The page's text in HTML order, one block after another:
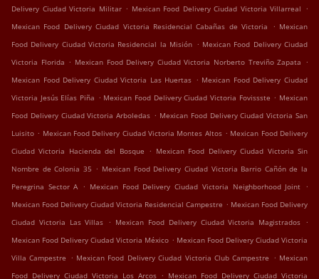
Delivery Ciudad Victoria Militar . Mexican Food Delivery Ciudad Victoria Villarreal .
Mexican Food Delivery Ciudad Victoria Residencial Cabañas de Victoria
. Mexican
Food Delivery Ciudad Victoria Residencial la Misión . Mexican Food Delivery Ciudad
Victoria Florida . Mexican Food Delivery Ciudad Victoria Norberto Treviño Zapata .
Mexican Food Delivery Ciudad Victoria Las Huertas . Mexican Food Delivery Ciudad
Victoria Jesús Elías Piña . Mexican Food Delivery Ciudad Victoria Fovissste . Mexican
Food Delivery Ciudad Victoria Arboledas . Mexican Food Delivery Ciudad Victoria San
Luisito . Mexican Food Delivery Ciudad Victoria Montes Altos . Mexican Food Delivery
Ciudad Victoria Hacienda del Bosque . Mexican Food Delivery Ciudad Victoria Sin
Nombre de Colonia 35 . Mexican Food Delivery Ciudad Victoria Barrio Cañón de la
Peregrina Sector A . Mexican Food Delivery Ciudad Victoria Neighborhood Joint .
Mexican Food Delivery Ciudad Victoria Residencial Campestre . Mexican Food Delivery
Ciudad Victoria Las Villas . Mexican Food Delivery Ciudad Victoria Magistrados .
Mexican Food Delivery Ciudad Victoria México . Mexican Food Delivery Ciudad Victoria
Villa Campestre . Mexican Food Delivery Ciudad Victoria Club Campestre . Mexican
Food Delivery Ciudad Victoria Los Arcos . Mexican Food Delivery Ciudad Victoria